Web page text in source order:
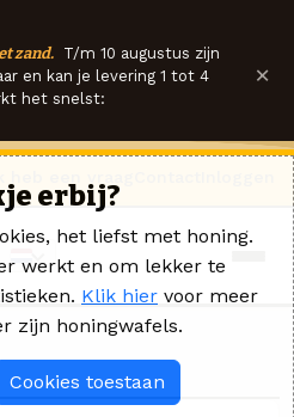
zand. T/m 10 augustus zijn
en kan je levering 1 tot 4
het snelst:
×
erbij?
het liefst met honing.
werkt en om lekker te
Klik hier voor meer
zijn honingwafels.
Cookies toestaan